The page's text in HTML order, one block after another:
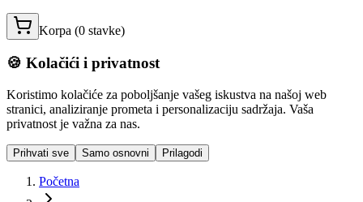
Korpa (0 stavke)
🍪 Kolačići i privatnost
Koristimo kolačiće za poboljšanje vašeg iskustva na našoj web
stranici, analiziranje prometa i personalizaciju sadržaja. Vaša
privatnost je važna za nas.
Prihvati sve Samo osnovni Prilagodi
Početna